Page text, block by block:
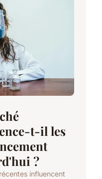
t-il les
?
influencent